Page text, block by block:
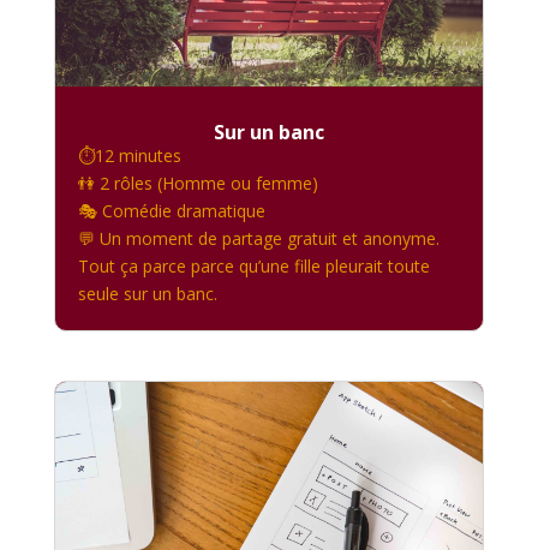
Sur un banc
⏱️12 minutes
👫 2 rôles (Homme ou femme)
🎭 Comédie dramatique
💬 Un moment de partage gratuit et anonyme.
Tout ça parce parce qu’une fille pleurait toute
seule sur un banc.